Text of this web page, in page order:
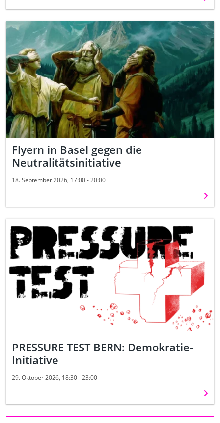
Flyern in Basel gegen die
Neutralitätsinitiative
18. September 2026, 17:00 - 20:00
PRESSURE TEST BERN: Demokratie-
Initiative
29. Oktober 2026, 18:30 - 23:00